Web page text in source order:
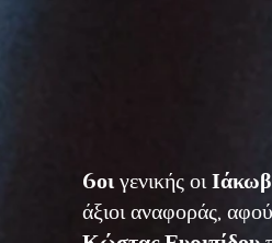
6οιγενικής οι
άξιοι αναφοράς,